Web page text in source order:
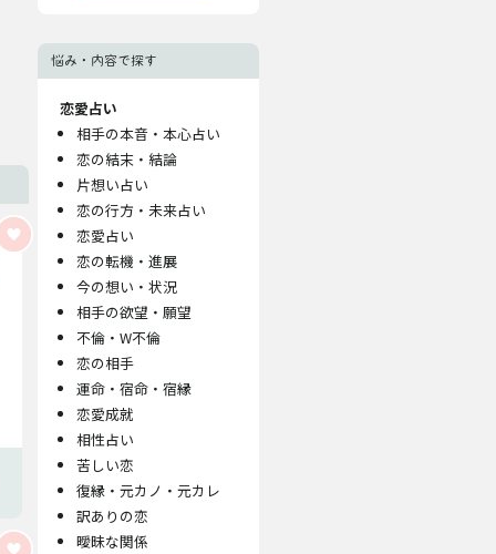
悩み・内容で探す
恋愛占い
相手の本音・本心占い
恋の結末・結論
片想い占い
恋の行方・未来占い
恋愛占い
恋の転機・進展
今の想い・状況
相手の欲望・願望
不倫・W不倫
恋の相手
運命・宿命・宿縁
恋愛成就
相性占い
苦しい恋
復縁・元カノ・元カレ
訳ありの恋
曖昧な関係